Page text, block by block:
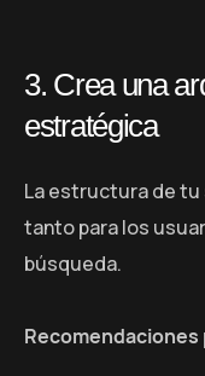
3. Crea una
estratégica
La estructura de
tanto para los
búsqueda.